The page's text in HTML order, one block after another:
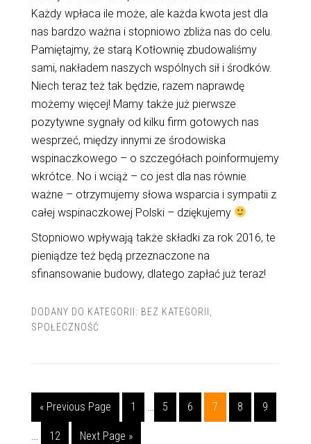
Każdy wpłaca ile może, ale każda kwota jest dla
nas bardzo ważna i stopniowo zbliża nas do celu.
Pamiętajmy, że starą Kotłownię zbudowaliśmy
sami, nakładem naszych wspólnych sił i środków.
Niech teraz też tak będzie, razem naprawdę
możemy więcej! Mamy także już pierwsze
pozytywne sygnały od kilku firm gotowych nas
wesprzeć, między innymi ze środowiska
wspinaczkowego – o szczegółach poinformujemy
wkrótce. No i wciąż – co jest dla nas równie
ważne – otrzymujemy słowa wsparcia i sympatii z
całej wspinaczkowej Polski – dziękujemy
Stopniowo wpływają także składki za rok 2016, te
pieniądze też będą przeznaczone na
sfinansowanie budowy, dlatego zapłać już teraz!
DODANY DO KATEGORII: BEZ KATEGORII
SPOŁECZNOŚĆ
« Previous Page 1 5 6 7 8 9
12 Next Page »